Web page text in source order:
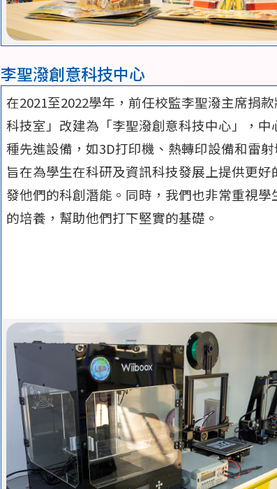
李聖潑創意科技中心
在2021至2022學年，前任校監李聖潑主席捐
科技室」改建為「李聖潑創意科技中心」，中
種先進設備，如3D打印機、熱轉印設備和雷射
旨在為學生在科研及資訊科技發展上提供更好
發他們的科創潛能。同時，我們也非常重視學
的培養，幫助他們打下堅實的基礎。